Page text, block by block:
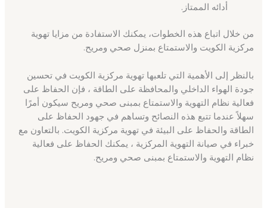
أدائه الممتاز.
من خلال اتباع هذه الخطوات، يمكنك الاستفادة من مزايا تهوية
مركزية الكويت والاستمتاع بمنزل صحي ومريح.
بالنظر إلى الأهمية التي تلعبها تهوية مركزية الكويت في تحسين
جودة الهواء الداخلي والمحافظة على الطاقة ، فإن الحفاظ على
فعالية نظام التهوية والاستمتاع بمبنى صحي ومريح سيكون أمرًا
سهلاً عندما تتبع هذه النصائح وتساهم في جهود الحفاظ على
الطاقة والحفاظ على البيئة في تهوية مركزية الكويت. بالتعاون مع
خبراء في صيانة التهوية المركزية ، يمكنك الحفاظ على فعالية
نظام التهوية والاستمتاع بمبنى صحي ومريح.